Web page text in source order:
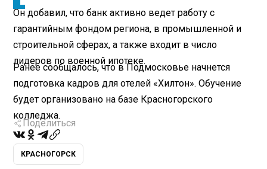
Он добавил, что банк активно ведет работу с
гарантийным фондом региона, в промышленной и
строительной сферах, а также входит в число
лидеров по военной ипотеке.
Ранее сообщалось, что в Подмосковье начнется
подготовка кадров для отелей «Хилтон». Обучение
будет организовано на базе Красногорского
колледжа.
Поделиться
КРАСНОГОРСК